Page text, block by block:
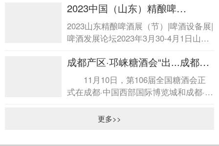
酒创新技术...
2023中国（山东）精酿啤
酒...2023中国（山东）精酿啤酒...
2023山东精酿啤酒展（节）|啤酒设备展|
啤酒发展论坛2023年3月30-4月1日山东
着精酿啤酒市场的...
成都产区·邛崃糖酒会“出...成都产
区·邛崃糖酒会“出...
11月10日，第106届全国糖酒会正
式在成都·中国西部国际博览城和成都·世
展中心广...更多>>